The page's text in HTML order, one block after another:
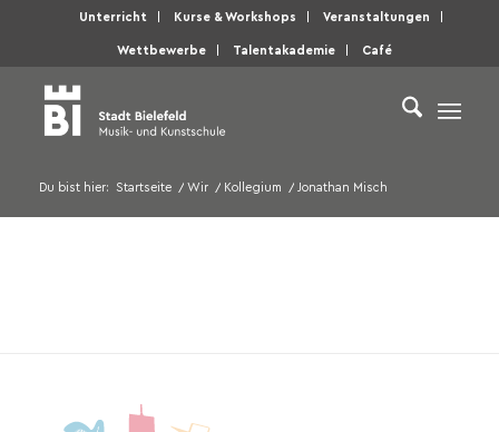
Unterricht Kurse & Workshops Veranstaltungen
Wettbewerbe Talentakademie Café
Du bist hier: Startseite / Wir / Kollegium / Jonathan Misch